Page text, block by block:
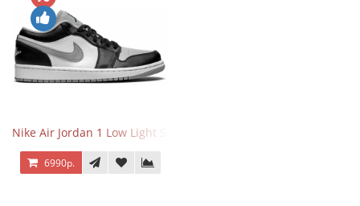
Nike Air Jordan 1 Low Light Smoke Grey
6990р.